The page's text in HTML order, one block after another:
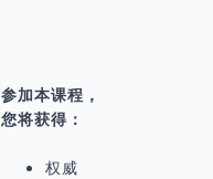
参加本课程，
您将获得：
权威